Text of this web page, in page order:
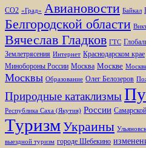
CO2 «Град» Авиановости Байкал
Белгородской области
Вячеслав Гладков ГТС
Землетрясения Интернет Краснодарском крае
Минобороны России Москва Москве
Москвы Образование Олег Белозеров
Природные катаклизмы
Республика Саха (Якутия) России
ТуризмУкраины
выездной туризм городе Шебекино